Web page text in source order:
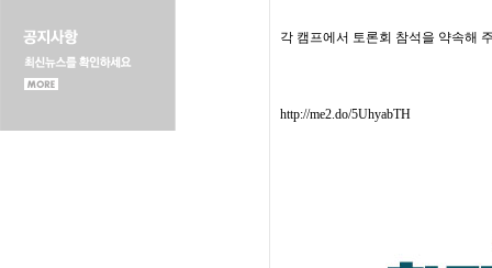
각 캠프에서 토론회 참석을 약속해
http://me2.do/5UhyabTH